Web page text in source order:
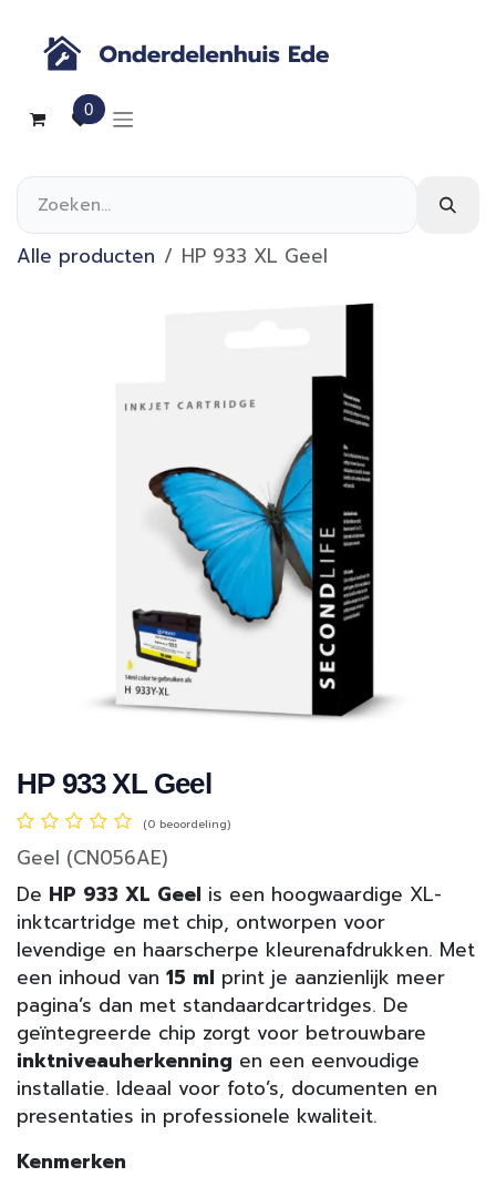
0
Alle producten HP 933 XL Geel
HP 933 XL Geel
(0 beoordeling)
Geel (CN056AE)
De HP 933 XL Geel is een hoogwaardige XL-
inktcartridge met chip, ontworpen voor
levendige en haarscherpe kleurenafdrukken. Met
een inhoud van 15 ml print je aanzienlijk meer
pagina’s dan met standaardcartridges. De
geïntegreerde chip zorgt voor betrouwbare
inkt­niveau­herkenning en een eenvoudige
installatie. Ideaal voor foto’s, documenten en
presentaties in professionele kwaliteit.
Kenmerken